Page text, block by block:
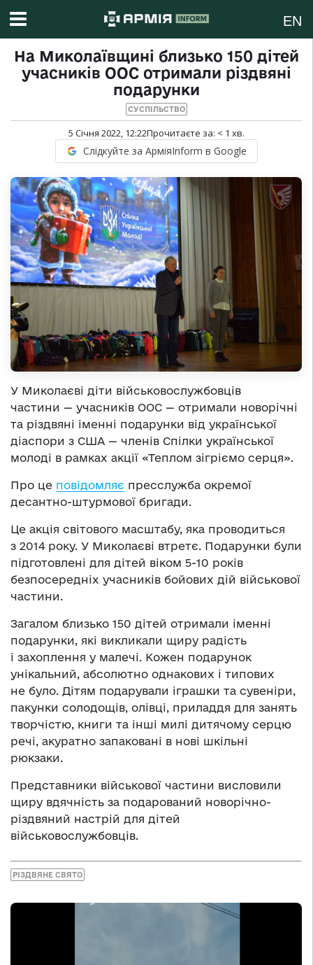
EN
На Миколаївщині близько 150 дітей
учасників ООС отримали різдвяні
подарунки
СУСПІЛЬСТВО
5 Січня 2022, 12:22Прочитаєте за: < 1 хв.
Слідкуйте за АрміяInform в Google
У Миколаєві діти військовослужбовців
частини — учасників ООС — отримали новорічні
та різдвяні іменні подарунки від української
діаспори з США — членів Спілки української
молоді в рамках акції «Теплом зігріємо серця».
Про це повідомляє пресслужба окремої
десантно-штурмової бригади.
Це акція світового масштабу, яка проводиться
з 2014 року. У Миколаєві втретє. Подарунки були
підготовлені для дітей віком 5-10 років
безпосередніх учасників бойових дій військової
частини.
Загалом близько 150 дітей отримали іменні
подарунки, які викликали щиру радість
і захоплення у малечі. Кожен подарунок
унікальний, абсолютно однакових і типових
не було. Дітям подарували іграшки та сувеніри,
пакунки солодощів, олівці, приладдя для занять
творчістю, книги та інші милі дитячому серцю
речі, акуратно запаковані в нові шкільні
рюкзаки.
Представники військової частини висловили
щиру вдячність за подарований новорічно-
різдвяний настрій для дітей
військовослужбовців.
РІЗДВЯНЕ СВЯТО